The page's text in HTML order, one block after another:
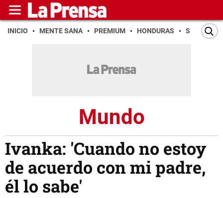
INICIO MENTE SANA PREMIUM HONDURAS SAN PEDRO
Mundo
Ivanka: 'Cuando no estoy
de acuerdo con mi padre,
él lo sabe'